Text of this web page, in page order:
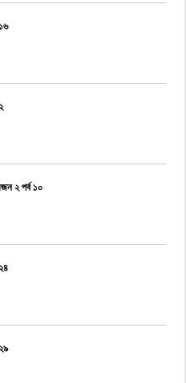
২ পর্ব ১০